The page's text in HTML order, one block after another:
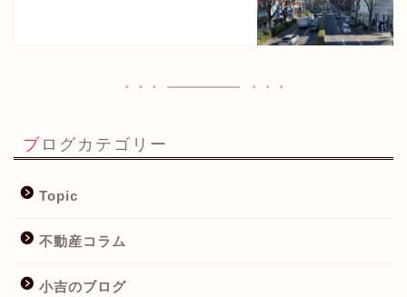
ブログカテゴリー
Topic
不動産コラム
小吉のブログ